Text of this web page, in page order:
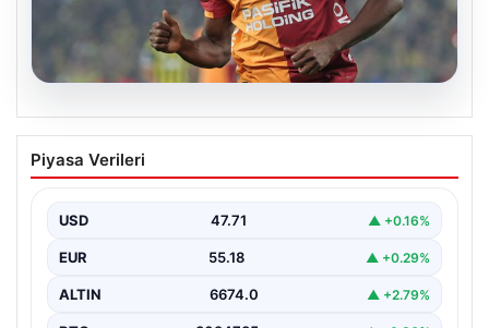
05.08.2026
Victor Osimhen, Galatasaray’daki
geleceğiyle ilgili kararını açıkladı
dönemde gösterdiği etkileyici performansla Avrupa'nın
önde gelen kulüplerinin…
Piyasa Verileri
USD 47.71 ▲ +0.16%
EUR 55.18 ▲ +0.29%
ALTIN 6674.0 ▲ +2.79%